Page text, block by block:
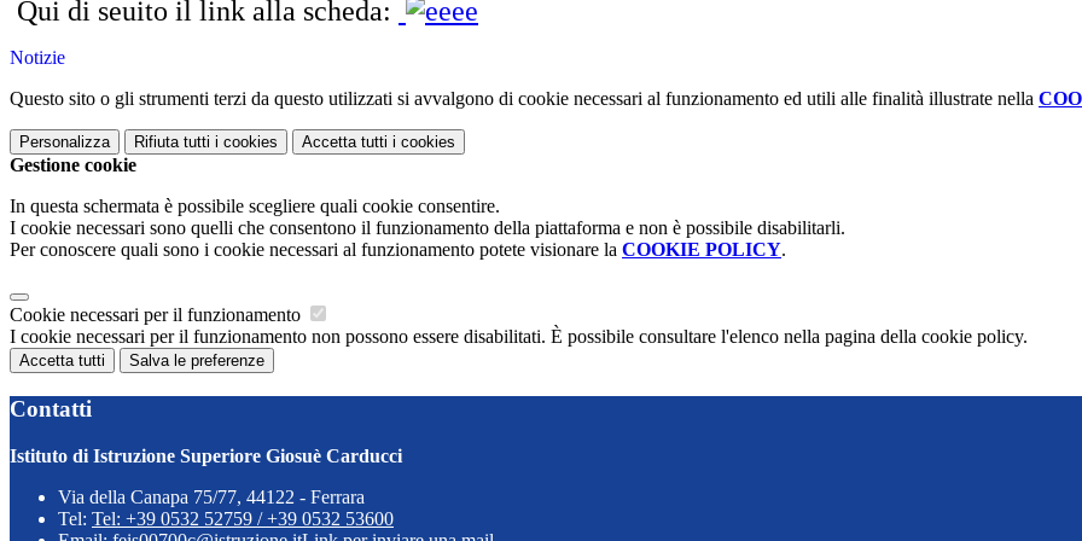
Qui di seuito il link alla scheda:
Notizie
Questo sito o gli strumenti terzi da questo utilizzati si avvalgono di cookie necessari al funzionamento ed utili alle finalità illustrate nella
Personalizza Rifiuta tutti i cookies Accetta tutti i cookies
Gestione cookie
In questa schermata è possibile scegliere quali cookie consentire.
I cookie necessari sono quelli che consentono il funzionamento della piattaforma e non è possibile disabilitarli.
Per conoscere quali sono i cookie necessari al funzionamento potete visionare la COOKIE POLICY.
Cookie necessari per il funzionamento
I cookie necessari per il funzionamento non possono essere disabilitati. È possibile consultare l'elenco nella pagina della cookie policy.
Accetta tutti Salva le preferenze
Contatti
Istituto di Istruzione Superiore Giosuè Carducci
Via della Canapa 75/77, 44122 - Ferrara
Tel: Tel: +39 0532 52759 / +39 0532 53600